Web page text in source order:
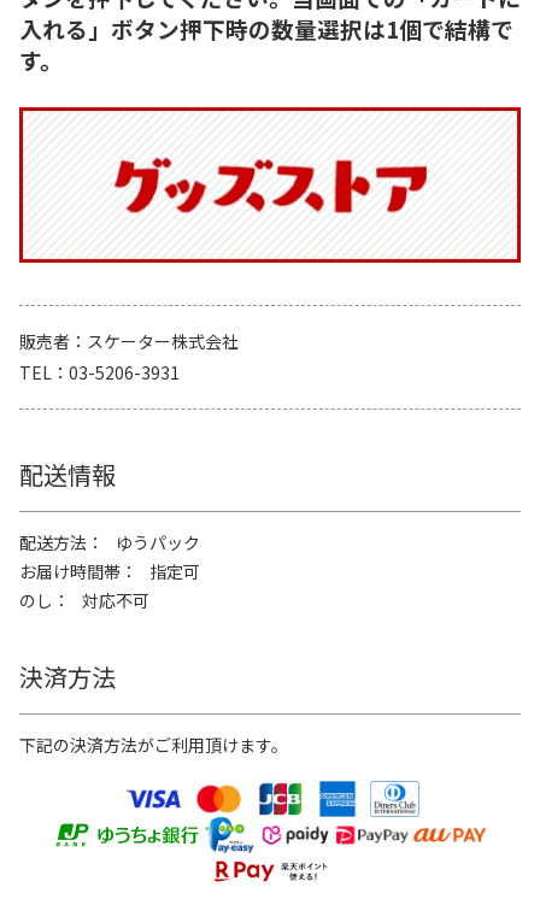
入れる」ボタン押下時の数量選択は1個で結構で
す。
販売者
スケーター株式会社
TEL
03-5206-3931
配送情報
配送方法
ゆうパック
お届け時間帯
指定可
のし
対応不可
決済方法
下記の決済方法がご利用頂けます。